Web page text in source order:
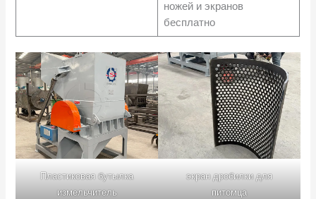
ножей и экранов
бесплатно
Пластиковая бутылка
измельчитель
экран дробилки для
питомца